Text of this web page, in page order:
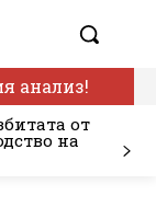
анализ!
от
на